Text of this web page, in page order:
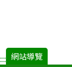
::: 網站導覽